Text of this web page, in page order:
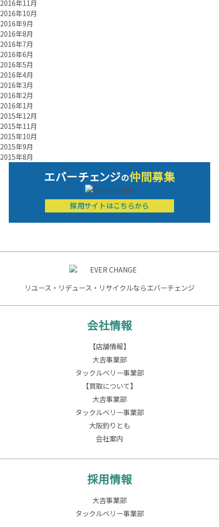
2016年11月
2016年10月
2016年9月
2016年8月
2016年7月
2016年6月
2016年5月
2016年4月
2016年3月
2016年2月
2016年1月
2015年12月
2015年11月
2015年10月
2015年9月
2015年8月
エバーチェンジの仲間募集
採用サイトはこちらから
リユース・リデュース・リサイクルならエバーチェンジ
会社情報
【店舗情報】
大吉事業部
タックルベリー事業部
【買取について】
大吉事業部
タックルベリー事業部
大阪釣りとも
会社案内
採用情報
大吉事業部
タックルベリー事業部